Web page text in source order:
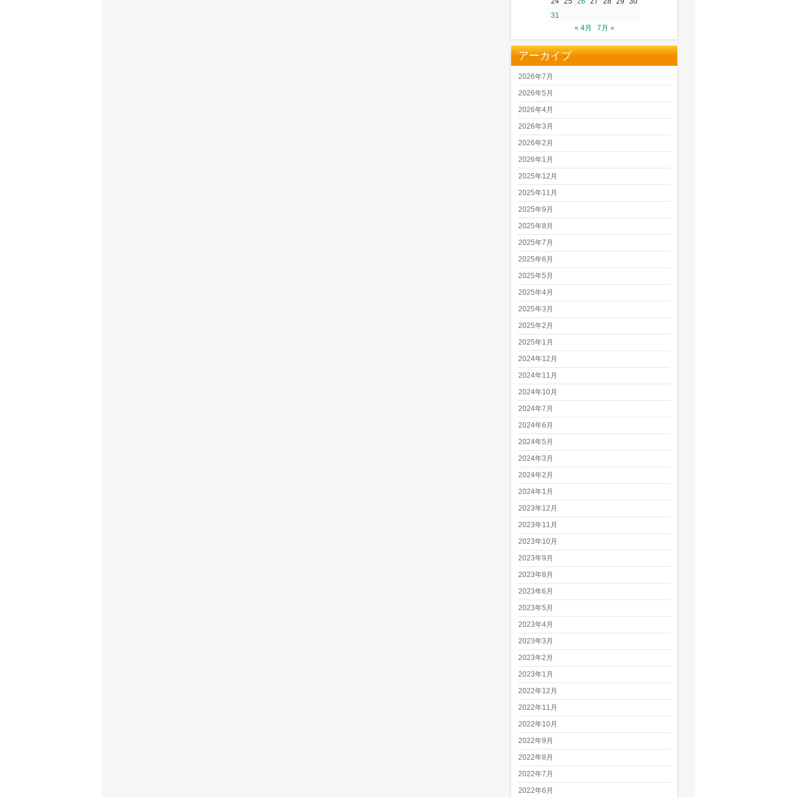
31
« 4月
7月 »
アーカイブ
2026年7月
2026年5月
2026年4月
2026年3月
2026年2月
2026年1月
2025年12月
2025年11月
2025年9月
2025年8月
2025年7月
2025年6月
2025年5月
2025年4月
2025年3月
2025年2月
2025年1月
2024年12月
2024年11月
2024年10月
2024年7月
2024年6月
2024年5月
2024年3月
2024年2月
2024年1月
2023年12月
2023年11月
2023年10月
2023年9月
2023年8月
2023年6月
2023年5月
2023年4月
2023年3月
2023年2月
2023年1月
2022年12月
2022年11月
2022年10月
2022年9月
2022年8月
2022年7月
2022年6月